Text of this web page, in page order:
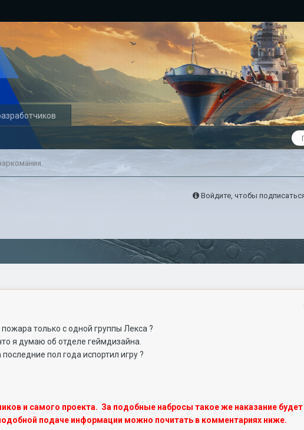
Войдите, чтобы
только с одной группы Лекса ?
я думаю об отделе геймдизайна.
пол года испортил игру ?
и самого проекта. За подобные набросы такое же наказание
подаче информации можно почитать в комментариях ниже.